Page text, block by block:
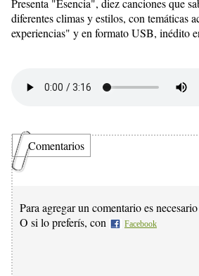
Presenta "Esencia", diez canciones que
diferentes climas y estilos, con temáticas
experiencias" y en formato USB, inédito
Comentarios
Para agregar un comentario es
O si lo preferís, con Facebook